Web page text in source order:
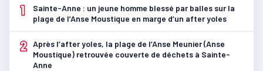
1
Sainte-Anne : un jeune homme blessé par balles sur la
plage de l’Anse Moustique en marge d’un after yoles
2 Après l’after yoles, la plage de l’Anse Meunier (Anse
Moustique) retrouvée couverte de déchets à Sainte-
Anne